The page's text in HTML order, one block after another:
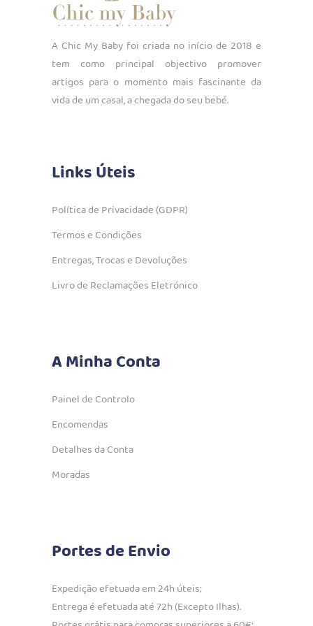
A Chic My Baby foi criada no início de 2018 e
tem como principal objectivo promover
artigos para o momento mais fascinante da
vida de um casal, a chegada do seu bebé.
Links Úteis
Política de Privacidade (GDPR)
Termos e Condições
Entregas, Trocas e Devoluções
Livro de Reclamações Eletrónico
A Minha Conta
Painel de Controlo
Encomendas
Detalhes da Conta
Moradas
Portes de Envio
Expedição efetuada em 24h úteis;
Entrega é efetuada até 72h (Excepto Ilhas).